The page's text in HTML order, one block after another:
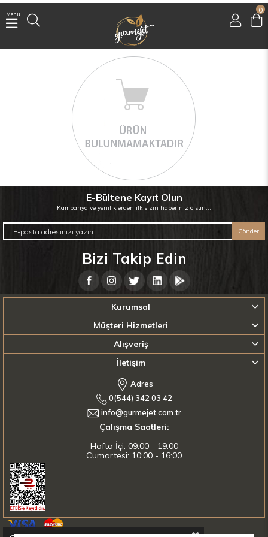
0
Menu
Üye Ol
Facebook İle Bağlan
Google İle Bağlan
E-Bültene Kayıt Olun
Kampanya ve yeniliklerden ilk sizin haberiniz olsun...
Gönder
Bizi Takip Edin
Kurumsal
Müşteri Hizmetleri
Alışveriş
İletişim
Adres
0(544) 342 03 42
info@gurmejet.com.tr
Çalışma Saatleri:
Hafta İçi: 09:00 - 19:00
Cumartesi: 10:00 - 16:00